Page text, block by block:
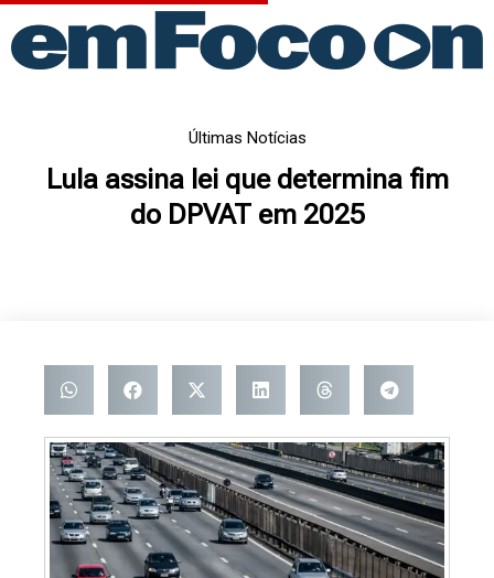
para
Últimas Notícias
Lula assina lei que determina fim
do DPVAT em 2025